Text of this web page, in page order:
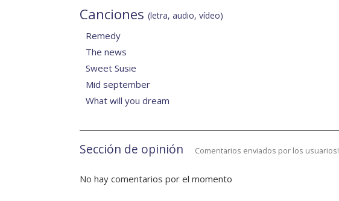
Canciones (letra, audio, vídeo)
Remedy
The news
Sweet Susie
Mid september
What will you dream
Sección de opinión Comentarios enviados por los usuarios!
No hay comentarios por el momento